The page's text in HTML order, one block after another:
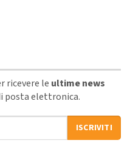
ricevere le ultime news
posta elettronica.
ISCRIVITI